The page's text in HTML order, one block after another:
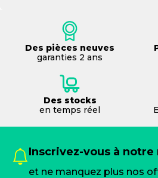
Des pièces neuves
garanties 2 ans
Des stocks
en temps réel
Inscrivez-vous à
et ne manquez plus nos